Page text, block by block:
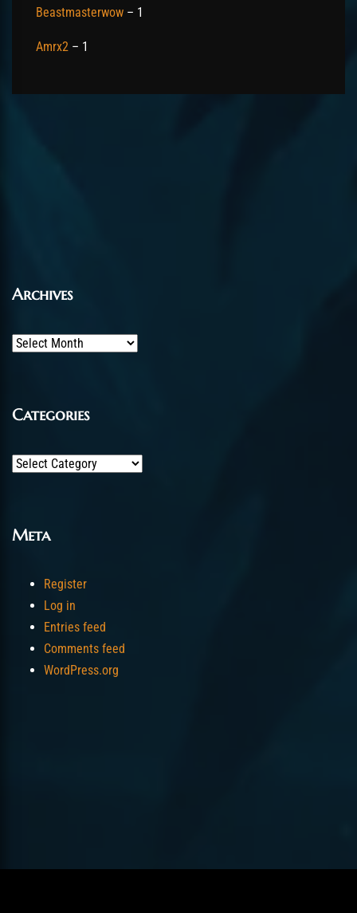
Beastmasterwow – 1
Amrx2 – 1
Archives
Archives
Categories
Categories
Meta
Register
Log in
Entries feed
Comments feed
WordPress.org